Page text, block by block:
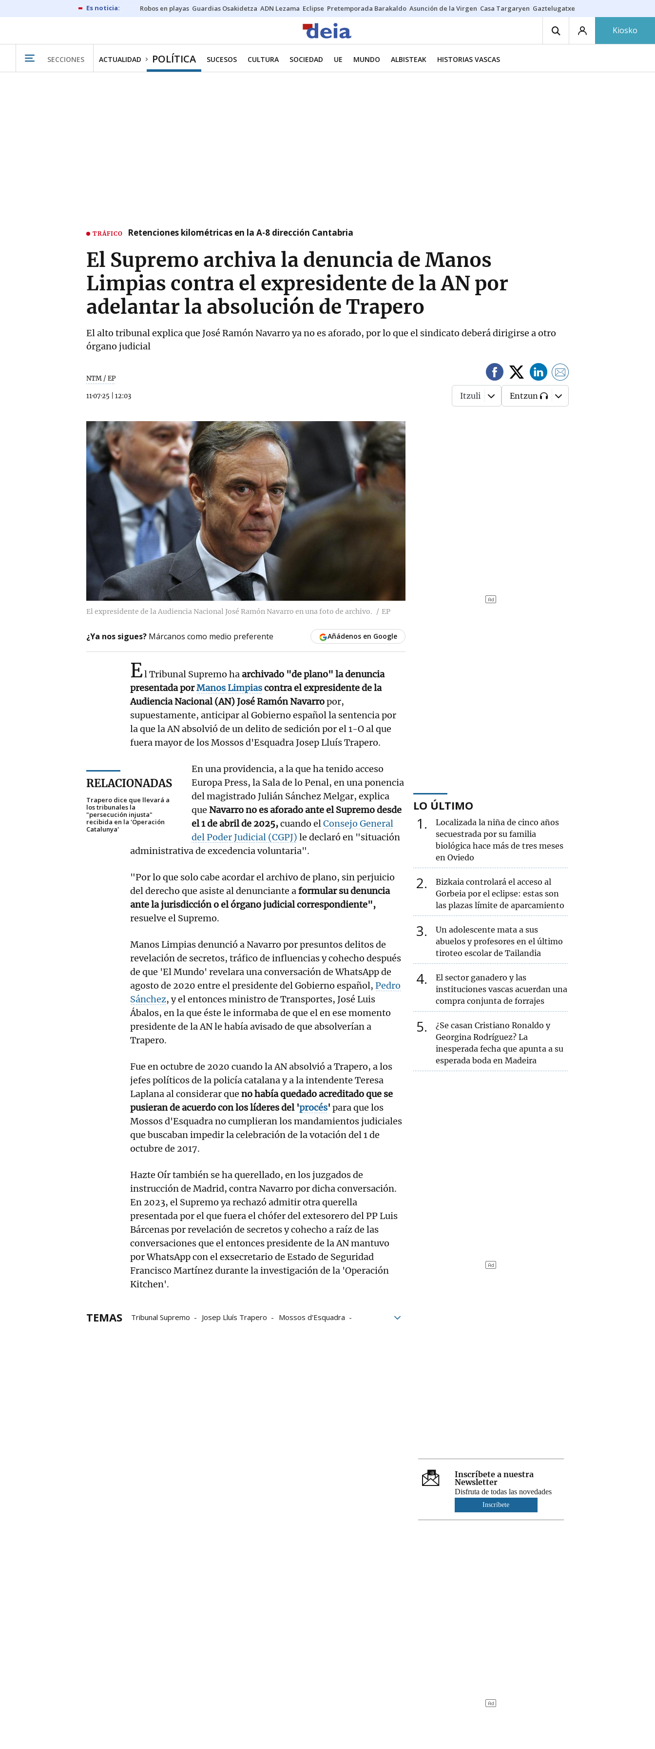
Robos en playas Guardias Osakidetza ADN Lezama Eclipse Pretemporada Barakaldo Asunción de la Virgen Casa Targaryen Gaztelugatxe
Kiosko
SECCIONES ACTUALIDAD POLÍTICA SUCESOS CULTURA SOCIEDAD UE MUNDO ALBISTEAK HISTORIAS VASCAS
TRÁFICO Retenciones kilométricas en la A-8 dirección Cantabria
El Supremo archiva la denuncia de Manos
Limpias contra el expresidente de la AN por
adelantar la absolución de Trapero
El alto tribunal explica que José Ramón Navarro ya no es aforado, por lo que el sindicato deberá dirigirse a otro
órgano judicial
NTM / EP
11·07·25 12:03 Itzuli Entzun
El expresidente de la Audiencia Nacional José Ramón Navarro en una foto de archivo. EP
¿Ya nos sigues? Márcanos como medio preferente Añádenos en Google
El Tribunal Supremo haarchivado "de plano" la denuncia
presentada porManos Limpiascontra el expresidente de la
Audiencia Nacional (AN) José Ramón Navarropor,
supuestamente, anticipar al Gobierno español la sentencia por
la que la AN absolvió de un delito de sedición por el 1-O al que
fuera mayor de los Mossos d'Esquadra Josep Lluís Trapero.
RELACIONADAS
Trapero dice que llevará a
los tribunales la
"persecución injusta"
recibida en la 'Operación
Catalunya'
En una providencia, a la que ha tenido acceso
Europa Press, la Sala de lo Penal, en una ponencia
del magistrado Julián Sánchez Melgar, explica
que Navarro no es aforado ante el Supremo desde
el 1 de abril de 2025,cuando elConsejo General
del Poder Judicial (CGPJ) le declaró en "situación
administrativa de excedencia voluntaria".
"Por lo que solo cabe acordar el archivo de plano, sin perjuicio
del derecho que asiste al denunciante aformular su denuncia
ante la jurisdicción o el órgano judicial correspondiente",
resuelve el Supremo.
Manos Limpias denunció a Navarro por presuntos delitos de
revelación de secretos, tráfico de influencias y cohecho después
de que 'El Mundo' revelara una conversación de WhatsApp de
agosto de 2020 entre el presidente del Gobierno español, Pedro
Sánchez, y el entonces ministro de Transportes, José Luis
Ábalos, en la que éste le informaba de que el en ese momento
presidente de la AN le había avisado de que absolverían a
Trapero.
Fue en octubre de 2020 cuando la AN absolvió a Trapero, a los
jefes políticos de la policía catalana y a la intendente Teresa
Laplana al considerar que no había quedado acreditado que se
pusieran de acuerdo con los líderes del 'procés' para que los
Mossos d'Esquadra no cumplieran los mandamientos judiciales
que buscaban impedir la celebración de la votación del 1 de
octubre de 2017.
Hazte Oír también se ha querellado, en los juzgados de
instrucción de Madrid, contra Navarro por dicha conversación.
En 2023, el Supremo ya rechazó admitir otra querella
presentada por el que fuera el chófer del extesorero del PP Luis
Bárcenas por revelación de secretos y cohecho a raíz de las
conversaciones que el entonces presidente de la AN mantuvo
por WhatsApp con el exsecretario de Estado de Seguridad
Francisco Martínez durante la investigación de la 'Operación
Kitchen'.
TEMAS Tribunal Supremo Josep Lluís Trapero
Mossos d'Esquadra
LO ÚLTIMO
1
Localizada la niña de cinco años
secuestrada por su familia
biológica hace más de tres meses
en Oviedo
2
Bizkaia controlará el acceso al
Gorbeia por el eclipse: estas son
las plazas límite de aparcamiento
3
Un adolescente mata a sus
abuelos y profesores en el último
tiroteo escolar de Tailandia
4
El sector ganadero y las
instituciones vascas acuerdan una
compra conjunta de forrajes
5
¿Se casan Cristiano Ronaldo y
Georgina Rodríguez? La
inesperada fecha que apunta a su
esperada boda en Madeira
Inscríbete a nuestra
Newsletter
Disfruta de todas las novedades
Inscríbete